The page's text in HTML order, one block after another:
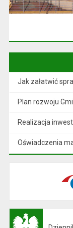
Jak załatwić
Plan rozwoju
Realizacja
Oświadczenia